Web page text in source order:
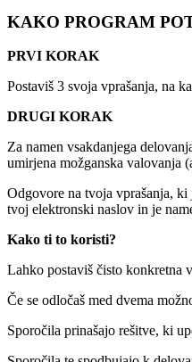
KAKO PROGRAM
PRVI KORAK
Postaviš 3 svoja vprašanja, na
DRUGI KORAK
Za namen vsakdanjega
umirjena možganska valovanja
Odgovore na tvoja vprašanja,
tvoj elektronski naslov in je
Kako ti to koristi?
Lahko postaviš čisto konkretna
Če se odločaš med dvema
Sporočila prinašajo rešitve, ki